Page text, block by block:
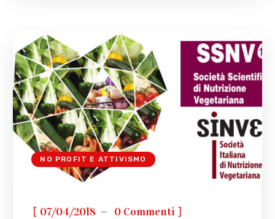
NO PROFIT E ATTIVISMO
[ 07/04/2018 0 Commenti ]